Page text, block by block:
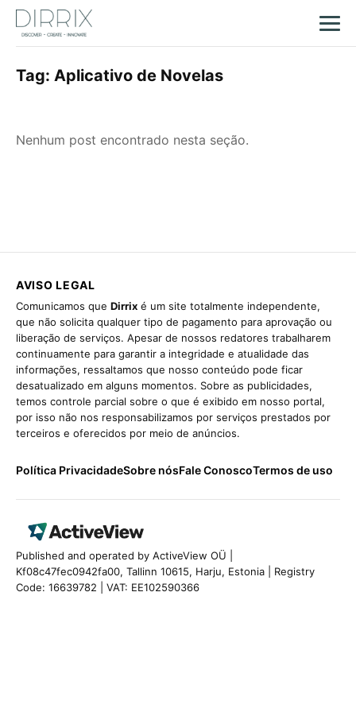
Tag: Aplicativo de Novelas
Nenhum post encontrado nesta seção.
AVISO LEGAL
Comunicamos que Dirrix é um site totalmente independente,
que não solicita qualquer tipo de pagamento para aprovação ou
liberação de serviços. Apesar de nossos redatores trabalharem
continuamente para garantir a integridade e atualidade das
informações, ressaltamos que nosso conteúdo pode ficar
desatualizado em alguns momentos. Sobre as publicidades,
temos controle parcial sobre o que é exibido em nosso portal,
por isso não nos responsabilizamos por serviços prestados por
terceiros e oferecidos por meio de anúncios.
Política PrivacidadeSobre nósFale ConoscoTermos de uso
Published and operated by ActiveView OÜ |
Kf08c47fec0942fa00, Tallinn 10615, Harju, Estonia | Registry
Code: 16639782 | VAT: EE102590366